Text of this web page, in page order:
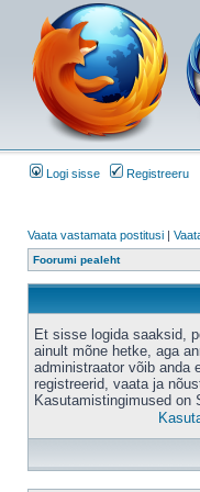
Logi sisse Registreeru
Vaata vastamata postitusi |
Foorumi pealeht
Et sisse logida saaksid,
ainult mõne hetke, aga
administraator võib anda
registreerid, vaata ja
Kasutamistingimused on